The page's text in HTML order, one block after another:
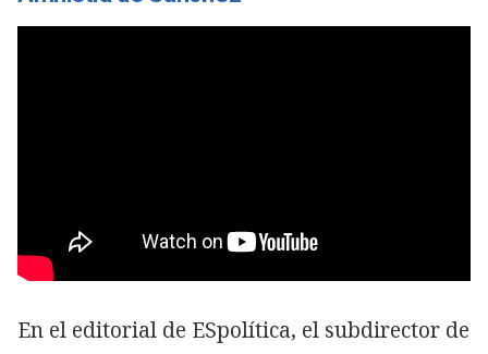
En el editorial de ESpolítica, el subdirector de